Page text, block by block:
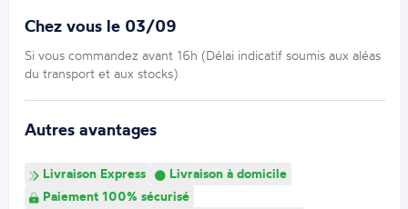
Chez vous le 03/09
Si vous commandez avant 16h (Délai indicatif soumis aux aléas
du transport et aux stocks)
Autres avantages
Livraison Express
Livraison à domicile
Paiement 100% sécurisé